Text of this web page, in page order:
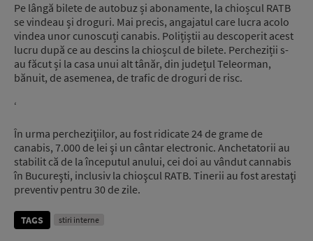
Pe lângă bilete de autobuz și abonamente, la chioșcul RATB
se vindeau și droguri. Mai precis, angajatul care lucra acolo
vindea unor cunoscuți canabis. Polițiștii au descoperit acest
lucru după ce au descins la chioșcul de bilete. Percheziții s-
au făcut și la casa unui alt tânăr, din județul Teleorman,
bănuit, de asemenea, de trafic de droguri de risc.
‘
În urma percheziţiilor, au fost ridicate 24 de grame de
canabis, 7.000 de lei şi un cântar electronic. Anchetatorii au
stabilit că de la începutul anului, cei doi au vândut cannabis
în Bucureşti, inclusiv la chioşcul RATB. Tinerii au fost arestaţi
preventiv pentru 30 de zile.
TAGS stiri interne